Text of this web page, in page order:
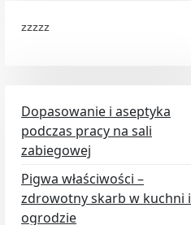
zzzzz
Dopasowanie i aseptyka
podczas pracy na sali
zabiegowej
Pigwa właściwości –
zdrowotny skarb w kuchni i
ogrodzie